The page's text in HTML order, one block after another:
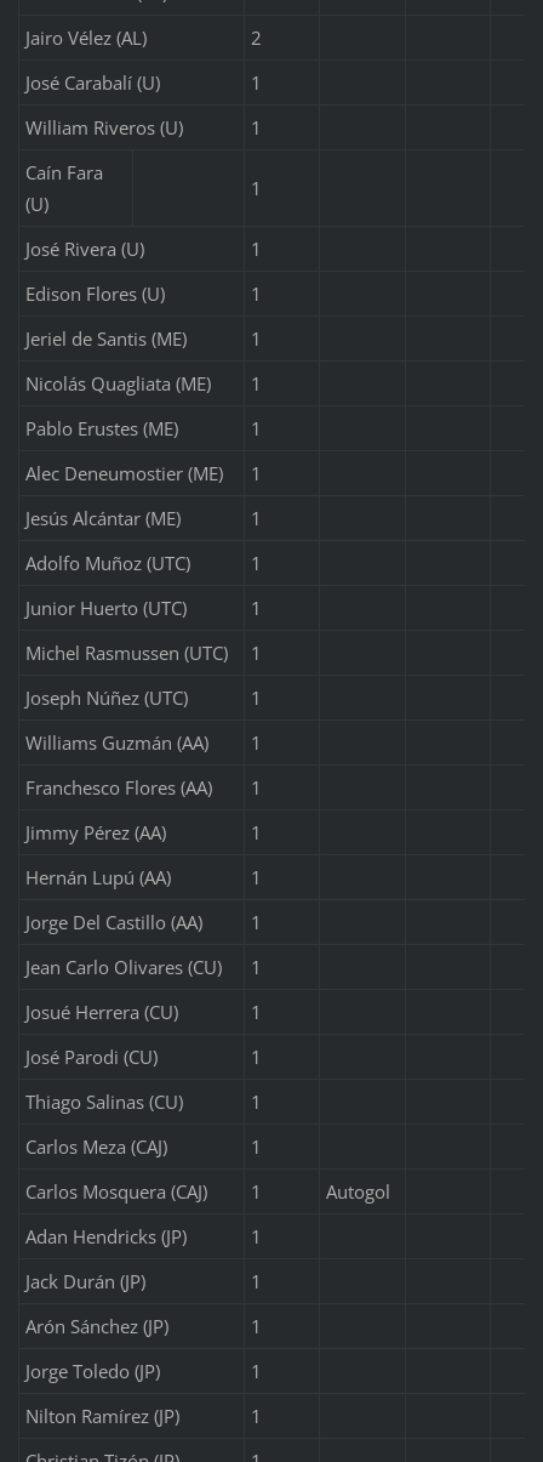
Jairo Vélez (AL)
2
José Carabalí (U)
1
William Riveros (U)
1
Caín Fara
(U)
1
José Rivera (U)
1
Edison Flores (U)
1
Jeriel de Santis (ME)
1
Nicolás Quagliata (ME)
1
Pablo Erustes (ME)
1
Alec Deneumostier (ME)
1
Jesús Alcántar (ME)
1
Adolfo Muñoz (UTC)
1
Junior Huerto (UTC)
1
Michel Rasmussen (UTC)
1
Joseph Núñez (UTC)
1
Williams Guzmán (AA)
1
Franchesco Flores (AA)
1
Jimmy Pérez (AA)
1
Hernán Lupú (AA)
1
Jorge Del Castillo (AA)
1
Jean Carlo Olivares (CU)
1
Josué Herrera (CU)
1
José Parodi (CU)
1
Thiago Salinas (CU)
1
Carlos Meza (CAJ)
1
Carlos Mosquera (CAJ)
1
Autogol
Adan Hendricks (JP)
1
Jack Durán (JP)
1
Arón Sánchez (JP)
1
Jorge Toledo (JP)
1
Nilton Ramírez (JP)
1